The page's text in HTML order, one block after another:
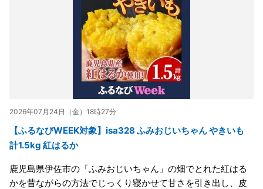
2026年07月24日（金）18時27分
【ふるなびWEEK対象】isa328 ふみおじいちゃん やきいも
計1.5kg 紅はるか
鹿児島県伊佐市の「ふみおじいちゃん」の畑でとれた紅はる
かを昔ながらの方法でじっくり寝かせて甘さを引き出し、皮